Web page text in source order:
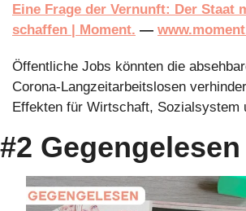
Eine Frage der Vernunft: Der Staat
schaffen | Moment. —
Öffentliche Jobs könnten die
Corona-Langzeitarbeitslosen
Effekten für Wirtschaft, Sozialsystem
#2 Gegengelesen